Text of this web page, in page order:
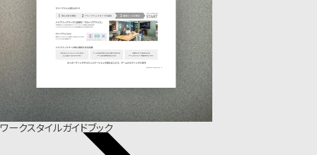
ワークスタイルガイドブック